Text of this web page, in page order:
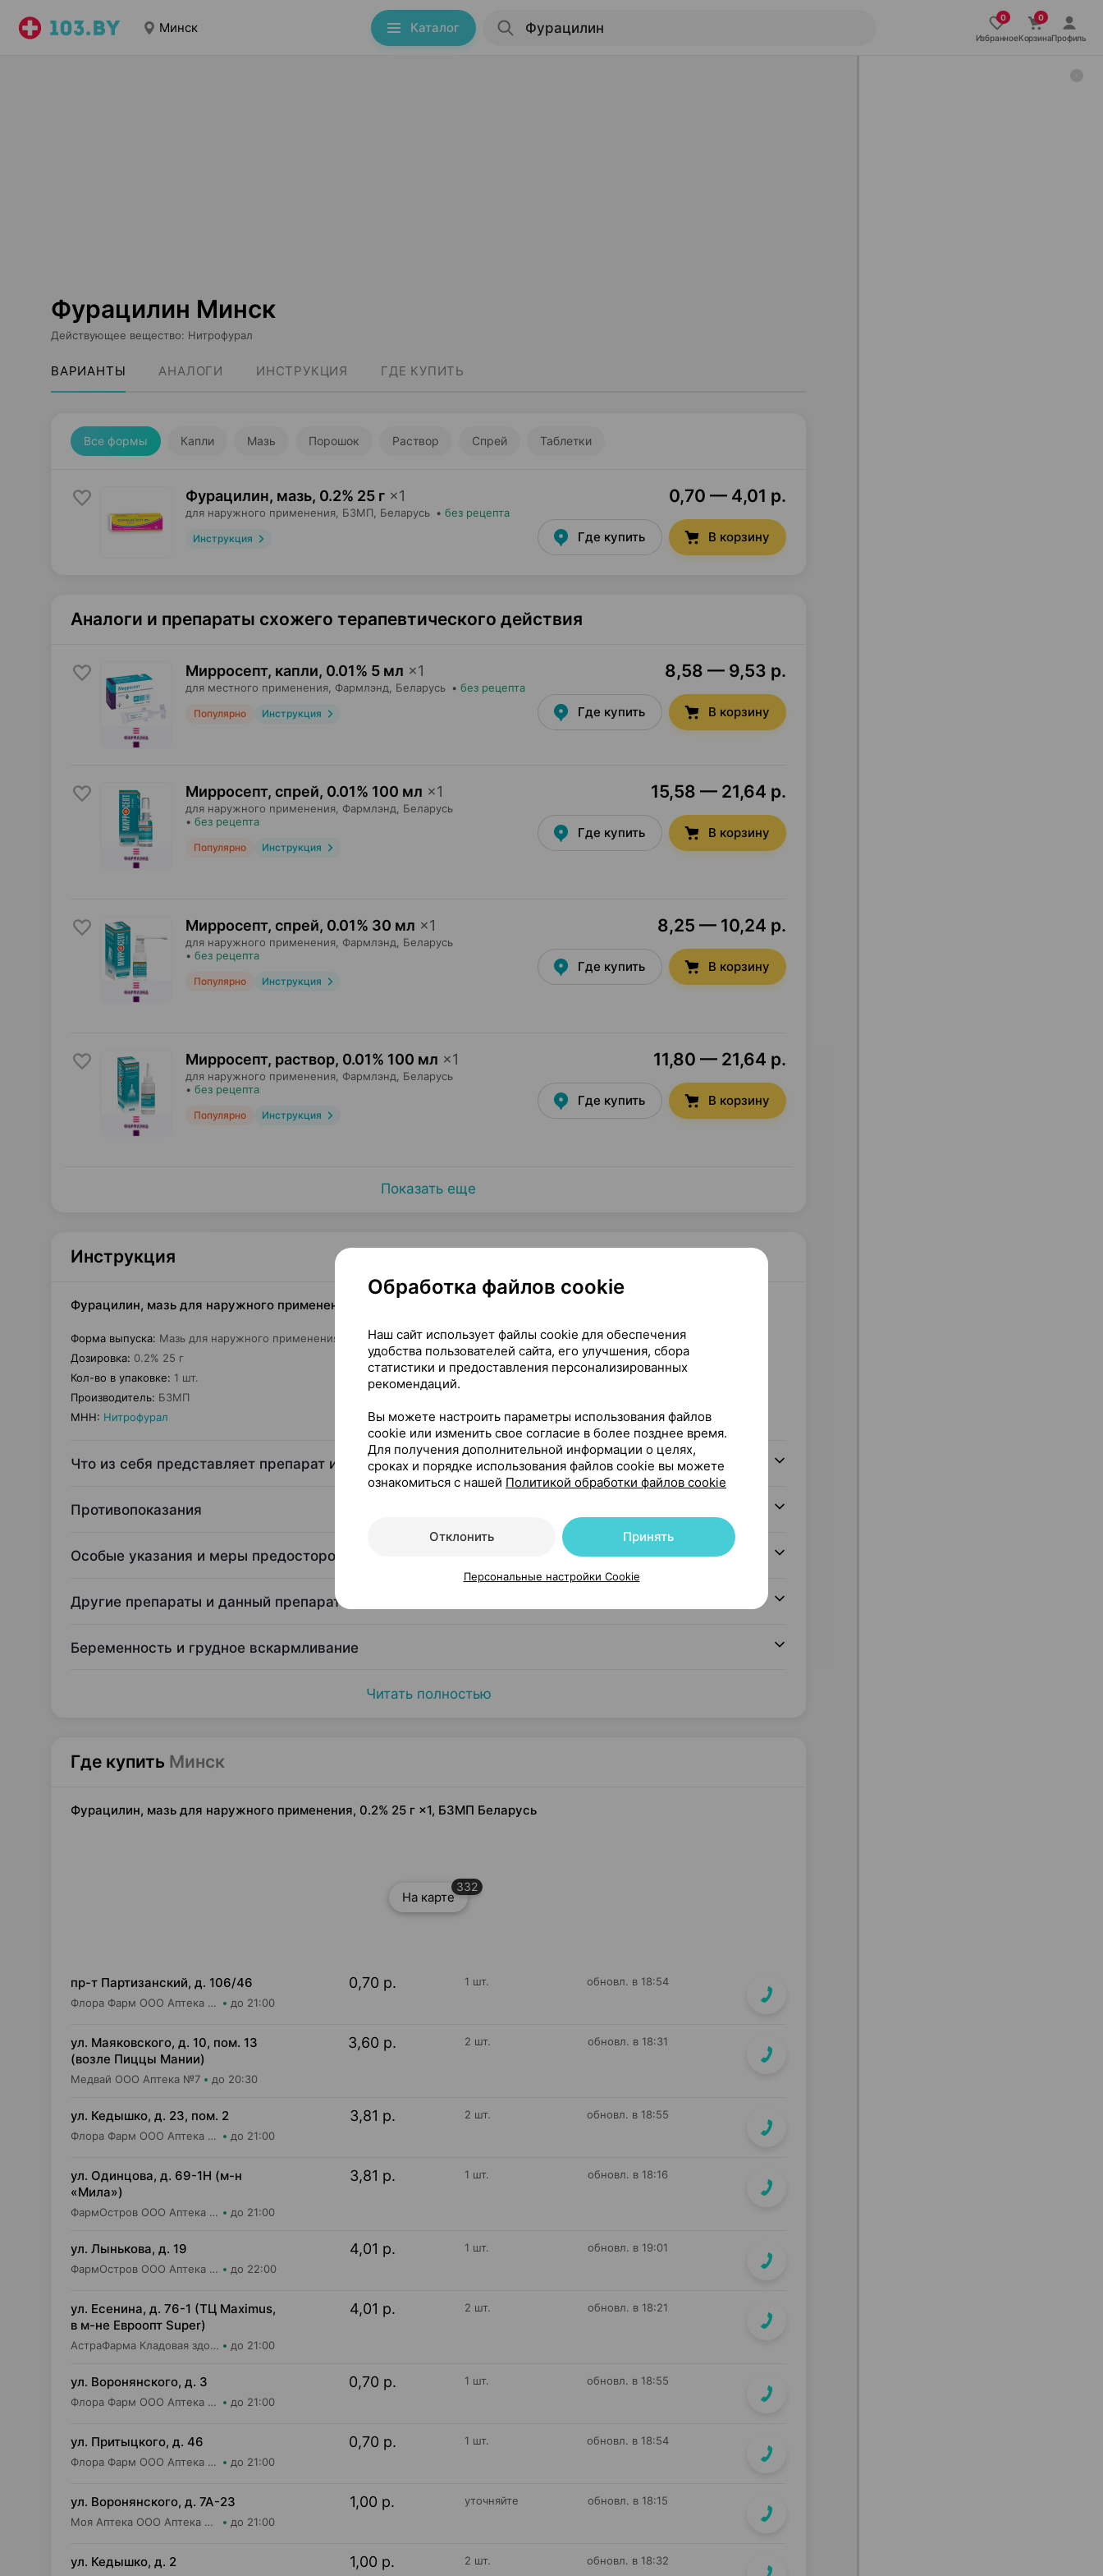
Минск Каталог
ИзбранноеКорзинаПрофиль
Фурацилин Минск
Действующее вещество: Нитрофурал
ВАРИАНТЫ АНАЛОГИ ИНСТРУКЦИЯ ГДЕ КУПИТЬ
Все формы Капли Мазь Порошок Раствор Спрей Таблетки
Фурацилин, мазь, 0.2% 25 г ×1
для наружного применения, БЗМП , Беларусь • без рецепта
Инструкция
0,70 — 4,01 р.
Где купить В корзину
Аналоги и препараты схожего терапевтического действия
Мирросепт, капли, 0.01% 5 мл ×1
для местного применения, Фармлэнд , Беларусь • без рецепта
Популярно Инструкция
8,58 — 9,53 р.
Где купить В корзину
Мирросепт, спрей, 0.01% 100 мл ×1
для наружного применения, Фармлэнд , Беларусь
• без рецепта
Популярно Инструкция
15,58 — 21,64 р.
Где купить В корзину
Мирросепт, спрей, 0.01% 30 мл ×1
для наружного применения, Фармлэнд , Беларусь
• без рецепта
Популярно Инструкция
8,25 — 10,24 р.
Где купить В корзину
Мирросепт, раствор, 0.01% 100 мл ×1
для наружного применения, Фармлэнд , Беларусь
• без рецепта
Популярно Инструкция
11,80 — 21,64 р.
Где купить В корзину
Показать еще
Инструкция
Фурацилин, мазь для наружного применения, 0.2% 25 г ×1, БЗМП Беларусь
Форма выпуска: Мазь для наружного применения
Дозировка: 0.2% 25 г
Кол-во в упаковке: 1 шт.
Производитель: БЗМП
МНН: Нитрофурал
Что из себя представляет препарат и для чего его применяют
Противопоказания
Особые указания и меры предосторожности
Другие препараты и данный препарат
Беременность и грудное вскармливание
Читать полностью
Где купить Минск
Фурацилин, мазь для наружного применения, 0.2% 25 г ×1, БЗМП Беларусь
На карте
332
пр-т Партизанский, д. 106/46
Флора Фарм ООО Аптека №20 до 21:00
0,70 р. 1 шт. обновл. в 18:54
ул. Маяковского, д. 10, пом. 13
(возле Пиццы Мании)
Медвай ООО Аптека №7 до 20:30
3,60 р. 2 шт. обновл. в 18:31
ул. Кедышко, д. 23, пом. 2
Флора Фарм ООО Аптека №21 до 21:00
3,81 р. 2 шт. обновл. в 18:55
ул. Одинцова, д. 69-1Н (м-н
«Мила»)
ФармОстров ООО Аптека №16 на Одинцова до 21:00
3,81 р. 1 шт. обновл. в 18:16
ул. Лынькова, д. 19
ФармОстров ООО Аптека №7 на Лынькова до 22:00
4,01 р. 1 шт. обновл. в 19:01
ул. Есенина, д. 76-1 (ТЦ Maximus,
в м-не Евроопт Super)
АстраФарма Кладовая здоровья ООО Аптека №9 до 21:00
4,01 р. 2 шт. обновл. в 18:21
ул. Воронянского, д. 3
Флора Фарм ООО Аптека №3 до 21:00
0,70 р. 1 шт. обновл. в 18:55
ул. Притыцкого, д. 46
Флора Фарм ООО Аптека №2 до 21:00
0,70 р. 1 шт. обновл. в 18:54
ул. Воронянского, д. 7А-23
Моя Аптека ООО Аптека №89 до 21:00
1,00 р. уточняйте обновл. в 18:15
ул. Кедышко, д. 2 1,00 р. 2 шт. обновл. в 18:32
Обработка файлов cookie
Наш сайт использует файлы cookie для обеспечения
удобства пользователей сайта, его улучшения, сбора
статистики и предоставления персонализированных
рекомендаций.
Вы можете настроить параметры использования файлов
cookie или изменить свое согласие в более позднее время.
Для получения дополнительной информации о целях,
сроках и порядке использования файлов cookie вы можете
ознакомиться с нашей Политикой обработки файлов cookie
Отклонить Принять
Персональные настройки Cookie